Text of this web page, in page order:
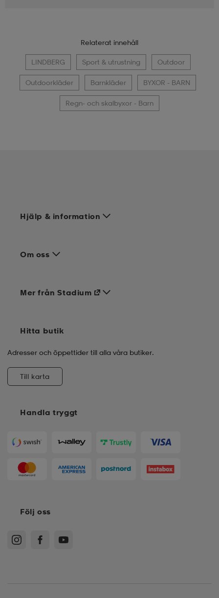
Relaterat innehåll
LINDBERG Sport & utrustning Outdoor
Outdoorkläder Barnkläder BYXOR - BARN
Regn- och skalbyxor - Barn
Hjälp & information
Om oss
Handla tryggt
Mer från Stadium
Hitta butik
Adresser och öppettider till alla våra butiker.
Till karta
Följ oss